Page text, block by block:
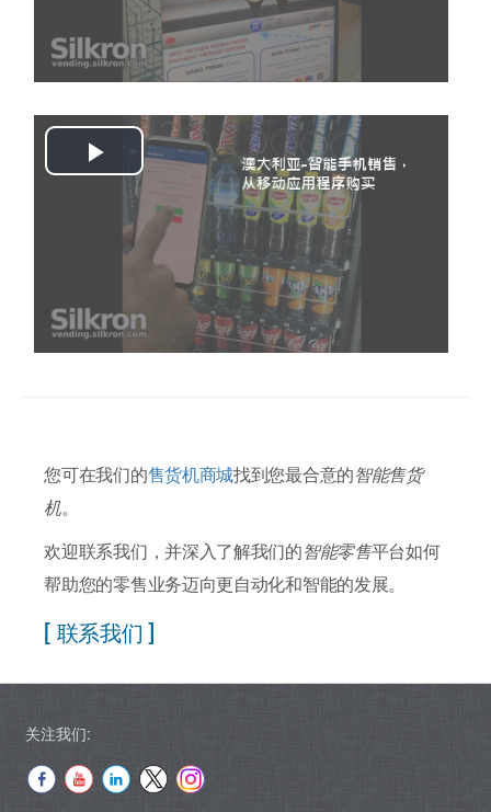
Play
Video
您可在我们的售货机商城找到您最合意的智能售货
机。
欢迎联系我们，并深入了解我们的智能零售平台如何
帮助您的零售业务迈向更自动化和智能的发展。
[ 联系我们 ]
关注我们: